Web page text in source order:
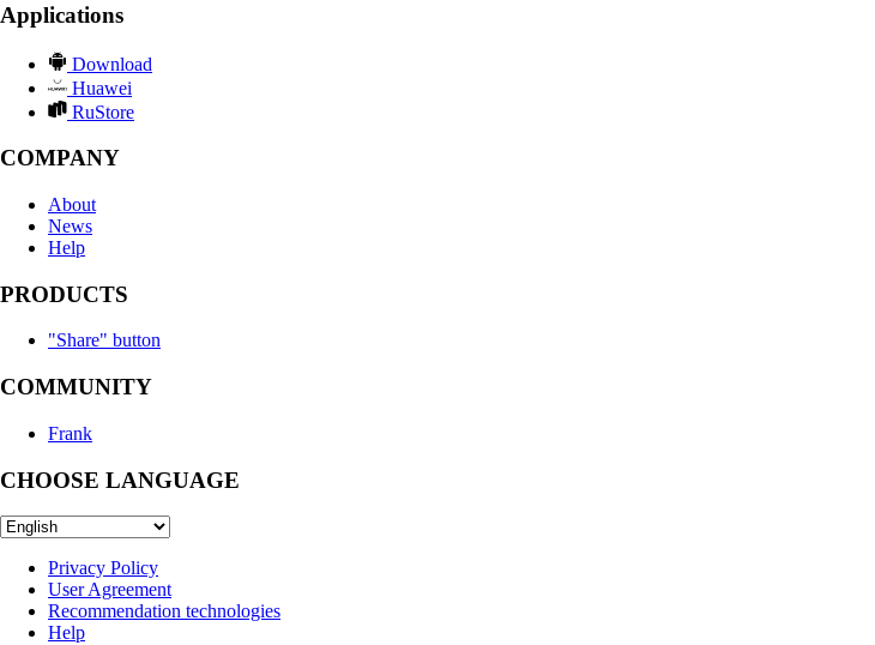
Applications
Download
Huawei
RuStore
COMPANY
About
News
Help
PRODUCTS
"Share" button
COMMUNITY
Frank
CHOOSE LANGUAGE
Privacy Policy
User Agreement
Recommendation technologies
Help